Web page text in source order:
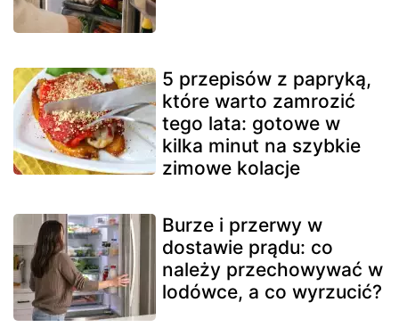
5 przepisów z papryką,
które warto zamrozić
tego lata: gotowe w
kilka minut na szybkie
zimowe kolacje
Burze i przerwy w
dostawie prądu: co
należy przechowywać w
lodówce, a co wyrzucić?